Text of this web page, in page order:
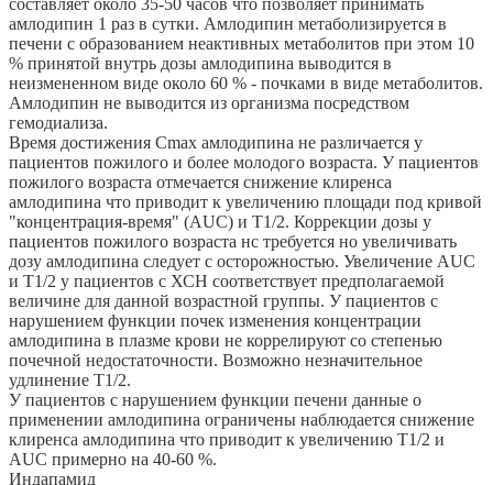
амлодипин 1 раз в сутки. Амлодипин метаболизируется в
печени с образованием неактивных метаболитов при этом 10
% принятой внутрь дозы амлодипина выводится в
неизмененном виде около 60 % - почками в виде метаболитов.
Амлодипин не выводится из организма посредством
гемодиализа.
Время достижения Сmах амлодипина не различается у
пациентов пожилого и более молодого возраста. У пациентов
пожилого возраста отмечается снижение клиренса
амлодипина что приводит к увеличению площади под кривой
"концентрация-время" (AUC) и Т1/2. Коррекции дозы у
пациентов пожилого возраста нс требуется но увеличивать
дозу амлодипина следует с осторожностью. Увеличение AUC
и Т1/2 у пациентов с ХСН соответствует предполагаемой
величине для данной возрастной группы. У пациентов с
нарушением функции почек изменения концентрации
амлодипина в плазме крови не коррелируют со степенью
почечной недостаточности. Возможно незначительное
удлинение Т1/2.
У пациентов с нарушением функции печени данные о
применении амлодипина ограничены наблюдается снижение
клиренса амлодипина что приводит к увеличению Т1/2 и
AUC примерно на 40-60 %.
Индапамид